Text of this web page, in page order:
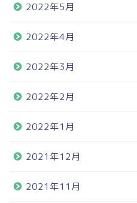
2022年5月
2022年4月
2022年3月
2022年2月
2022年1月
2021年12月
2021年11月